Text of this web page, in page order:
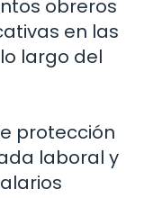
obreros
en las
largo del
protección
laboral y